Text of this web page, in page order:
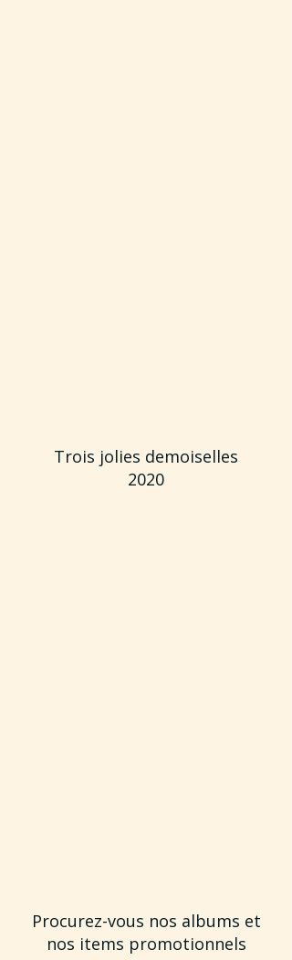
Trois jolies demoiselles
2020
Procurez-vous nos albums et
nos items promotionnels